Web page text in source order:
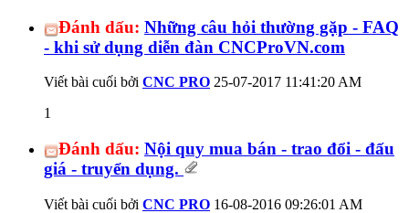
Đánh dấu: Những câu hỏi thường gặp - FAQ
- khi sử dụng diễn đàn CNCProVN.com
Viết bài cuối bởi CNC PRO 25-07-2017 11:41:20 AM
1
Đánh dấu: Nội quy mua bán - trao đổi - đấu
giá - truyển dụng.
Viết bài cuối bởi CNC PRO 16-08-2016 09:26:01 AM